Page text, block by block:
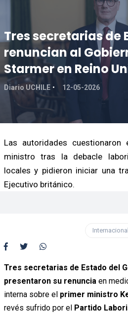
Tres secretarias de
renuncian al
Starmer en Reino
Diario UCHILE 12-05-2026
Las autoridades
ministro tras la debacle
locales y pidieron iniciar una
Ejecutivo británico.
Internacional
Tres secretarias de Estado del
presentaron su renuncia en
interna sobre el primer ministro
revés sufrido por el Partido